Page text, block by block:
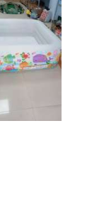
sắc màu vô cùng